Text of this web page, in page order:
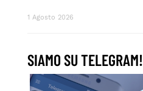
1 Agosto 2026
SIAMO SU TELEGRAM!